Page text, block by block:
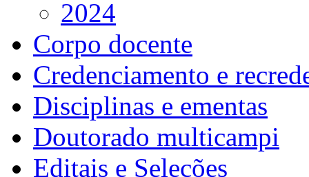
2024
Corpo docente
Credenciamento e
Disciplinas e ementas
Doutorado multicampi
Editais e Seleções